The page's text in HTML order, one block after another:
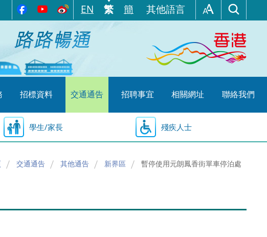
EN 繁 簡 其他語言
招標資料 交通通告 招聘事宜 相關網址 聯絡我們
學生/家長 殘疾人士
交通通告 其他通告 新界區 暫停使用元朗鳳香街單車停泊處